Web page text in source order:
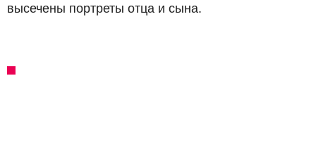
высечены портреты отца и сына.